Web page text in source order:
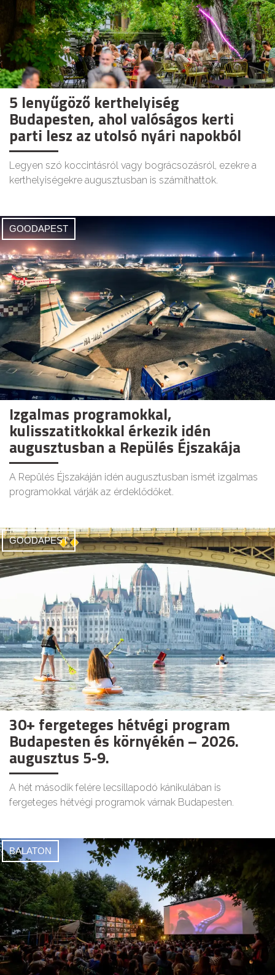
5 lenyűgöző kerthelyiség
Budapesten, ahol valóságos kerti
parti lesz az utolsó nyári napokból
Legyen szó koccintásról vagy bográcsozásról, ezekre a
kerthelyiségekre augusztusban is számíthattok.
GOODAPEST
Izgalmas programokkal,
kulisszatitkokkal érkezik idén
augusztusban a Repülés Éjszakája
A Repülés Éjszakáján idén augusztusban ismét izgalmas
programokkal várják az érdeklődőket.
GOODAPEST
30+ fergeteges hétvégi program
Budapesten és környékén – 2026.
augusztus 5-9.
A hét második felére lecsillapodó kánikulában is
fergeteges hétvégi programok várnak Budapesten.
BALATON